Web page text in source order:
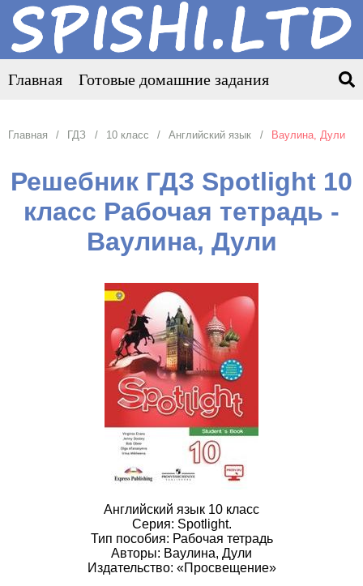
Главная Готовые домашние задания
Главная ГДЗ 10 класс Английский язык Ваулина, Дули
Решебник ГДЗ Spotlight 10
класс Рабочая тетрадь -
Ваулина, Дули
Английский язык 10 класс
Серия: Spotlight.
Тип пособия: Рабочая тетрадь
Авторы: Ваулина, Дули
Издательство: «Просвещение»